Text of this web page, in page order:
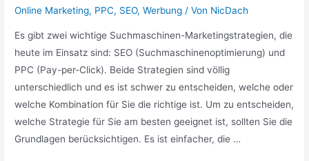
Marketer
Online Marketing, PPC, SEO,Werbung / Von NicDach
Es gibt zwei wichtige Suchmaschinen-Marketingstrategien, die
heute im Einsatz sind: SEO (Suchmaschinenoptimierung) und
PPC (Pay-per-Click). Beide Strategien sind völlig
unterschiedlich und es ist schwer zu entscheiden, welche oder
welche Kombination für Sie die richtige ist. Um zu entscheiden,
welche Strategie für Sie am besten geeignet ist, sollten Sie die
Grundlagen berücksichtigen. Es ist einfacher, die …